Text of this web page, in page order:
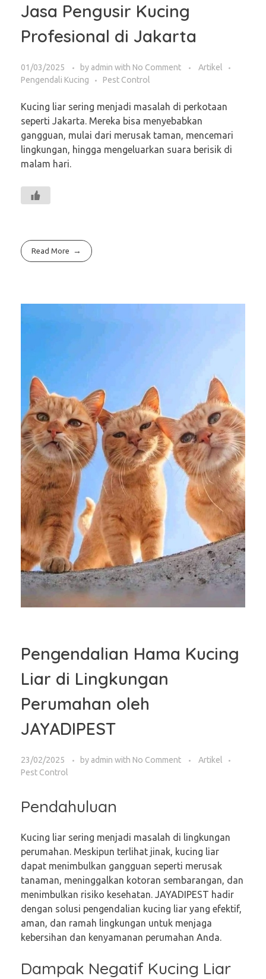
Jasa Pengusir Kucing
Profesional di Jakarta
01/03/2025 by admin with No Comment
Artikel
Pengendali Kucing
Pest Control
Kucing liar sering menjadi masalah di perkotaan
seperti Jakarta. Mereka bisa menyebabkan
gangguan, mulai dari merusak taman, mencemari
lingkungan, hingga mengeluarkan suara berisik di
malam hari.
Read More
Pengendalian Hama Kucing
Liar di Lingkungan
Perumahan oleh
JAYADIPEST
23/02/2025 by admin with No Comment
Artikel
Pest Control
Pendahuluan
Kucing liar sering menjadi masalah di lingkungan
perumahan. Meskipun terlihat jinak, kucing liar
dapat menimbulkan gangguan seperti merusak
tanaman, meninggalkan kotoran sembarangan, dan
menimbulkan risiko kesehatan. JAYADIPEST hadir
dengan solusi pengendalian kucing liar yang efektif,
aman, dan ramah lingkungan untuk menjaga
kebersihan dan kenyamanan perumahan Anda.
Dampak Negatif Kucing Liar